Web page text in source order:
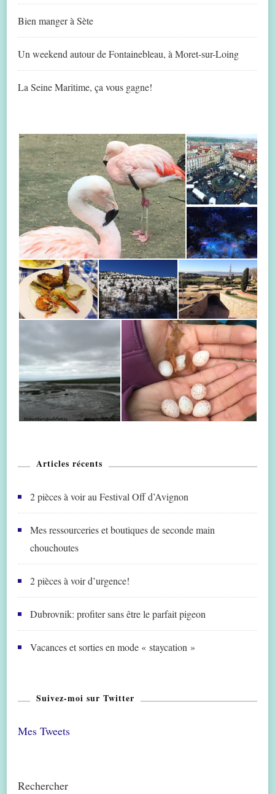
Bien manger à Sète
Un weekend autour de Fontainebleau, à Moret-sur-Loing
La Seine Maritime, ça vous gagne!
Articles récents
2 pièces à voir au Festival Off d’Avignon
Mes ressourceries et boutiques de seconde main
chouchoutes
2 pièces à voir d’urgence!
Dubrovnik: profiter sans être le parfait pigeon
Vacances et sorties en mode « staycation »
Suivez-moi sur Twitter
Mes Tweets
Rechercher